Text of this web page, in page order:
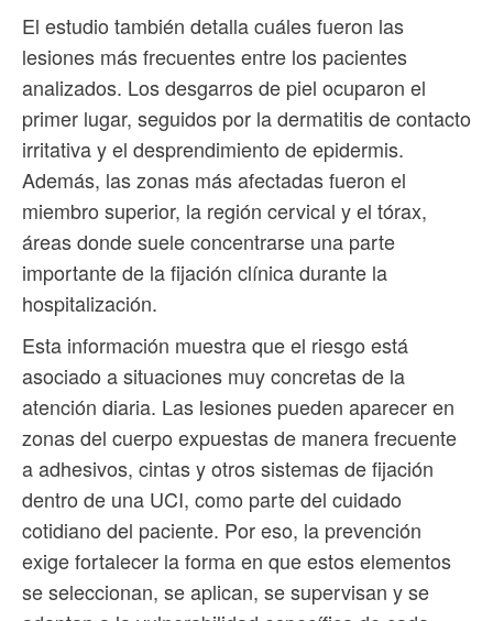
El estudio también detalla cuáles fueron las
lesiones más frecuentes entre los pacientes
analizados. Los desgarros de piel ocuparon el
primer lugar, seguidos por la dermatitis de contacto
irritativa y el desprendimiento de epidermis.
Además, las zonas más afectadas fueron el
miembro superior, la región cervical y el tórax,
áreas donde suele concentrarse una parte
importante de la fijación clínica durante la
hospitalización.
Esta información muestra que el riesgo está
asociado a situaciones muy concretas de la
atención diaria. Las lesiones pueden aparecer en
zonas del cuerpo expuestas de manera frecuente
a adhesivos, cintas y otros sistemas de fijación
dentro de una UCI, como parte del cuidado
cotidiano del paciente. Por eso, la prevención
exige fortalecer la forma en que estos elementos
se seleccionan, se aplican, se supervisan y se